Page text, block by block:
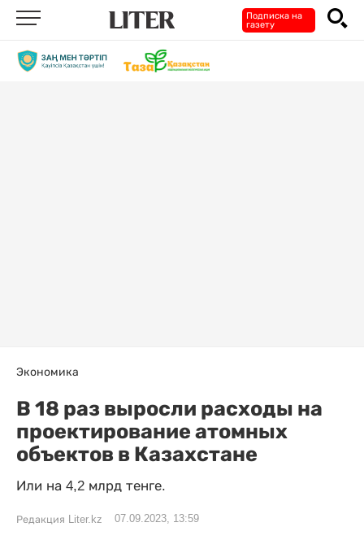
Подписка на
газету
Экономика
В 18 раз выросли расходы на
проектирование атомных
объектов в Казахстане
Или на 4,2 млрд тенге.
Редакция Liter.kz 07.09.2023, 13:59